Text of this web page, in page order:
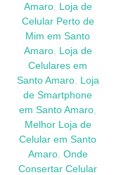
Amaro, Loja de
Celular Perto de
Mim em Santo
Amaro, Loja de
Celulares em
Santo Amaro, Loja
de Smartphone
em Santo Amaro
Melhor Loja de
Celular em Santo
Amaro, Onde
Consertar Celular